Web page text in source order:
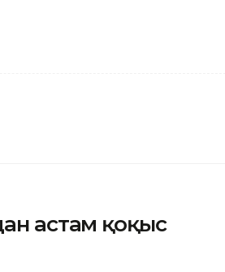
астам қоқыс